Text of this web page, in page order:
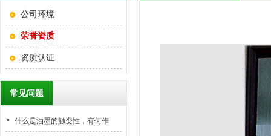
公司环境
荣誉资质
资质认证
常见问题
什么是油墨的触变性，有何作